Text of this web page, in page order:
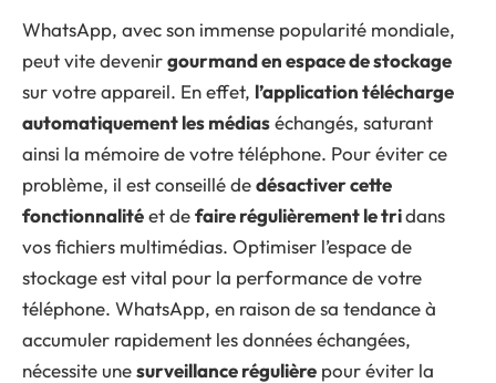
WhatsApp, avec son immense popularité mondiale,
peut vite devenirgourmand en espace de stockage
sur votre appareil. En effet, l’application télécharge
automatiquement les médiaséchangés, saturant
ainsi la mémoire de votre téléphone. Pour éviter ce
problème, il est conseillé dedésactiver cette
fonctionnalitéet defaire régulièrement le tridans
vos fichiers multimédias. Optimiser l’espace de
stockage est vital pour la performance de votre
téléphone. WhatsApp, en raison de sa tendance à
accumuler rapidement les données échangées,
nécessite unesurveillance régulière pour éviter la